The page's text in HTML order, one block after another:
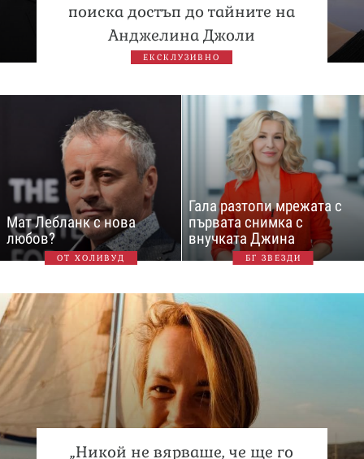
поиска достъп до тайните на
Анджелина Джоли
ЕКСКЛУЗИВНО
Мат Лебланк с нова
любов?
ОТ ХОЛИВУД
Гала разтопи мрежата с
първата снимка с
внучката Джина
БГ ЗВЕЗДИ
„Никой не вярваше, че ще го